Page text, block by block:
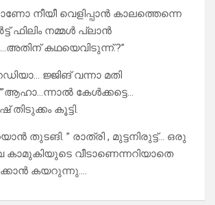
നീയീ വെളിപ്പാൻ കാലത്തെന്നെ
ഫിലിം നമ്മൾ പ്ലാൻ
കഥയെവിടുന്ന്.‌?”
ജ്ജിങ് വന്നാ മതി
കേൾക്കട്ടെ…
തിടുക്കം കൂട്ടി.
തുടങി. ” രാത്രി , മുട്ടനിരുട്ട്… ഒരു
വീടാണെന്നറിയാതെ
കയറുന്നു….